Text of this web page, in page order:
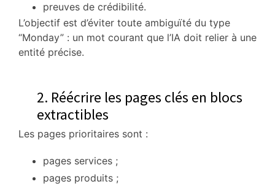
preuves de crédibilité.
L’objectif est d’éviter toute ambiguïté du type
“Monday” : un mot courant que l’IA doit relier à une
entité précise.
2. Réécrire les pages clés en blocs
extractibles
Les pages prioritaires sont :
pages services ;
pages produits ;